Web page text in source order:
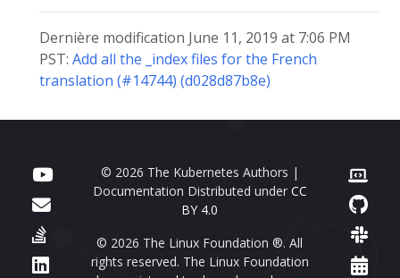
Dernière modification June 11, 2019 at 7:06 PM
PST: Add all the _index files for the French
translation (#14744) (d028d87b8e)
© 2026 The Kubernetes Authors |
Documentation Distributed under CC
BY 4.0
© 2026 The Linux Foundation ®. All
rights reserved. The Linux Foundation